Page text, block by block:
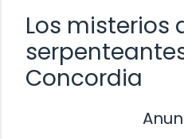
Los misterios
Concordia